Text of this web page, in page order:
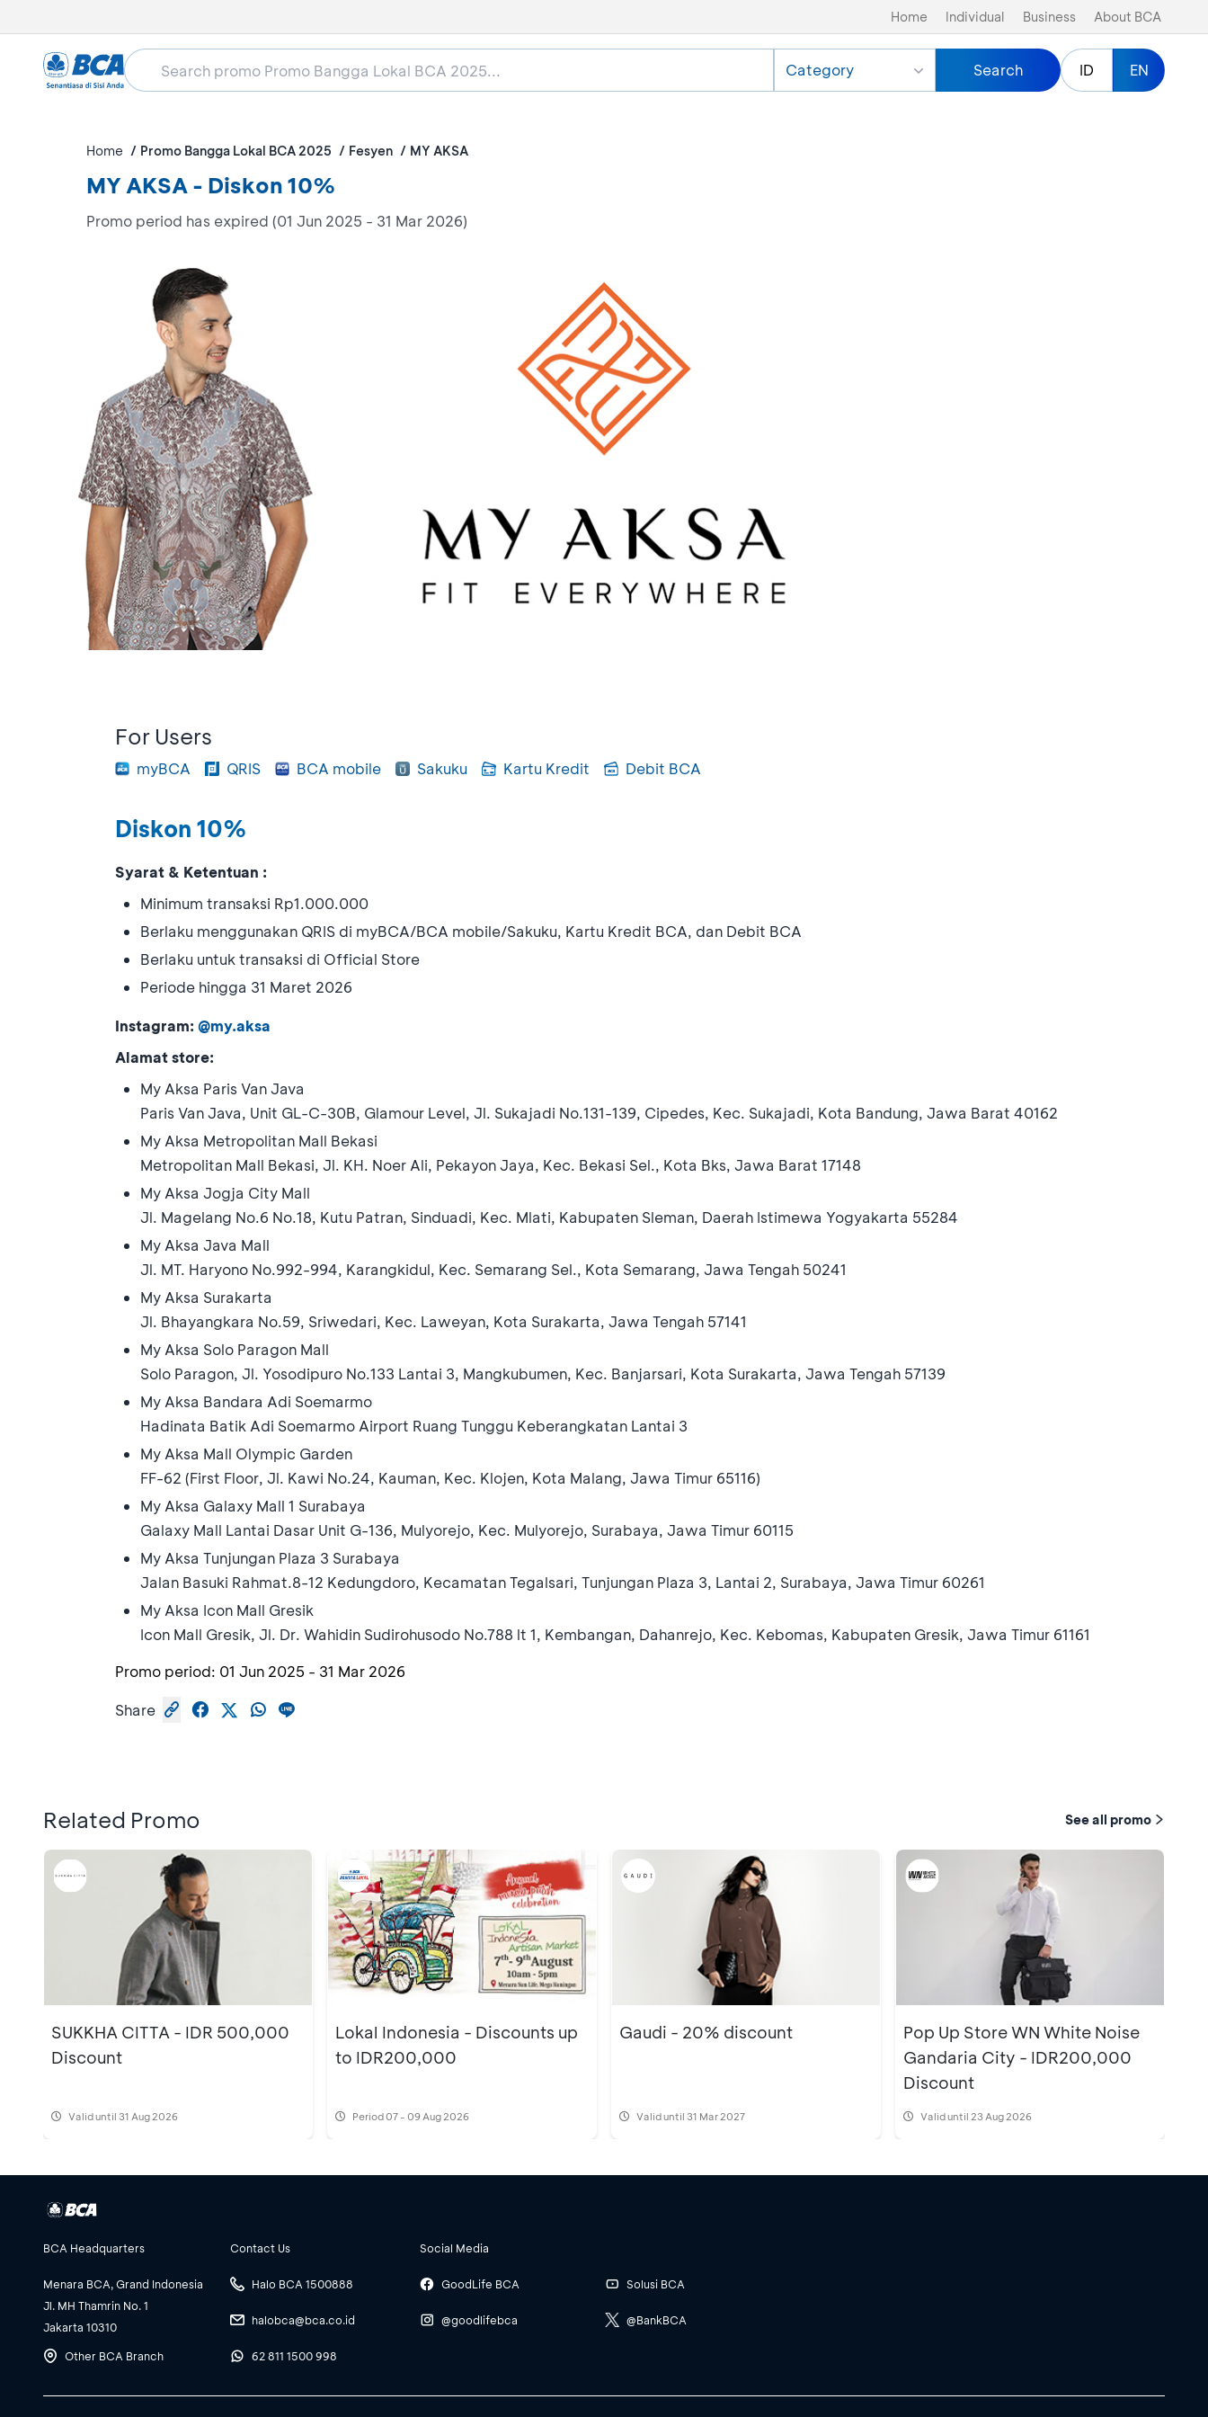
Home Individual Business About BCA
Category Search ID EN
Home Promo Bangga Lokal BCA 2025 Fesyen MY AKSA
MY AKSA - Diskon 10%
Promo period has expired (01 Jun 2025 - 31 Mar 2026)
For Users
myBCA QRIS BCA mobile Sakuku Kartu Kredit Debit BCA
Diskon 10%
Syarat & Ketentuan :
Minimum transaksi Rp1.000.000
Berlaku menggunakan QRIS di myBCA/BCA mobile/Sakuku, Kartu Kredit BCA, dan Debit BCA
Berlaku untuk transaksi di Official Store
Periode hingga 31 Maret 2026
Instagram: @my.aksa
Alamat store:
My Aksa Paris Van Java
Paris Van Java, Unit GL-C-30B, Glamour Level, Jl. Sukajadi No.131-139, Cipedes, Kec. Sukajadi, Kota Bandung, Jawa Barat 40162
My Aksa Metropolitan Mall Bekasi
Metropolitan Mall Bekasi, Jl. KH. Noer Ali, Pekayon Jaya, Kec. Bekasi Sel., Kota Bks, Jawa Barat 17148
My Aksa Jogja City Mall
Jl. Magelang No.6 No.18, Kutu Patran, Sinduadi, Kec. Mlati, Kabupaten Sleman, Daerah Istimewa Yogyakarta 55284
My Aksa Java Mall
Jl. MT. Haryono No.992-994, Karangkidul, Kec. Semarang Sel., Kota Semarang, Jawa Tengah 50241
My Aksa Surakarta
Jl. Bhayangkara No.59, Sriwedari, Kec. Laweyan, Kota Surakarta, Jawa Tengah 57141
My Aksa Solo Paragon Mall
Solo Paragon, Jl. Yosodipuro No.133 Lantai 3, Mangkubumen, Kec. Banjarsari, Kota Surakarta, Jawa Tengah 57139
My Aksa Bandara Adi Soemarmo
Hadinata Batik Adi Soemarmo Airport Ruang Tunggu Keberangkatan Lantai 3
My Aksa Mall Olympic Garden
FF-62 (First Floor, Jl. Kawi No.24, Kauman, Kec. Klojen, Kota Malang, Jawa Timur 65116)
My Aksa Galaxy Mall 1 Surabaya
Galaxy Mall Lantai Dasar Unit G-136, Mulyorejo, Kec. Mulyorejo, Surabaya, Jawa Timur 60115
My Aksa Tunjungan Plaza 3 Surabaya
Jalan Basuki Rahmat.8-12 Kedungdoro, Kecamatan Tegalsari, Tunjungan Plaza 3, Lantai 2, Surabaya, Jawa Timur 60261
My Aksa Icon Mall Gresik
Icon Mall Gresik, Jl. Dr. Wahidin Sudirohusodo No.788 lt 1, Kembangan, Dahanrejo, Kec. Kebomas, Kabupaten Gresik, Jawa Timur 61161
Promo period: 01 Jun 2025 - 31 Mar 2026
Share
Related Promo See all promo
SUKKHA CITTA - IDR 500,000
Discount
Valid until 31 Aug 2026
Lokal Indonesia - Discounts up
to IDR200,000
Period07 - 09 Aug 2026
Gaudi - 20% discount
Valid until 31 Mar 2027
Pop Up Store WN White Noise
Gandaria City - IDR200,000
Discount
Valid until 23 Aug 2026
BCA Headquarters
Menara BCA, Grand Indonesia
Jl. MH Thamrin No. 1
Jakarta 10310
Other BCA Branch
Contact Us
Halo BCA 1500888
halobca@bca.co.id
62 811 1500 998
Social Media
GoodLife BCA
@goodlifebca
Solusi BCA
@BankBCA